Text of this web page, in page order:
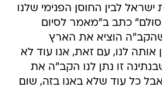
לבין החוסן הפנימי שלנו
כתב ב"מאמר לסיום
הוציא את הארץ
אותה לנו, עם זאת, אנו עוד לא
זו נתן לנו הקב"ה את
כל עוד שלא באנו בזה, שום